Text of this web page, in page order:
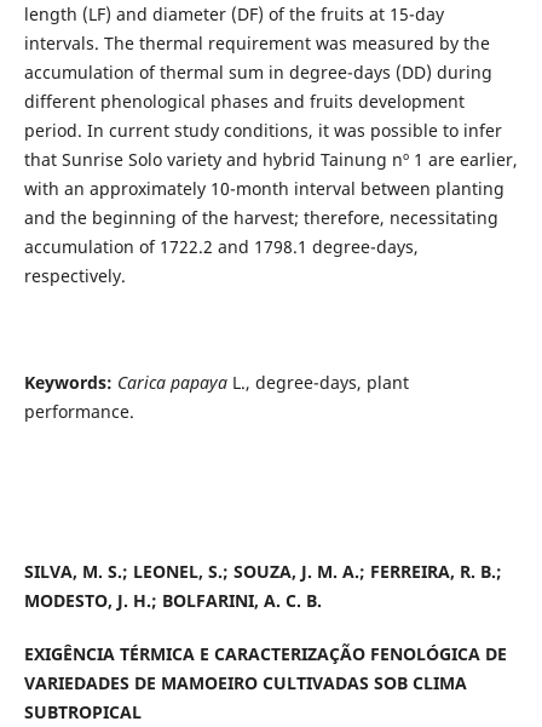
length (LF) and diameter (DF) of the fruits at 15-day
intervals. The thermal requirement was measured by the
accumulation of thermal sum in degree-days (DD) during
different phenological phases and fruits development
period. In current study conditions, it was possible to infer
that Sunrise Solo variety and hybrid Tainung nº 1 are earlier,
with an approximately 10-month interval between planting
and the beginning of the harvest; therefore, necessitating
accumulation of 1722.2 and 1798.1 degree-days,
respectively.
Keywords: Carica papayaL., degree-days, plant
performance.
SILVA, M. S.; LEONEL, S.; SOUZA, J. M. A.; FERREIRA, R. B.;
MODESTO, J. H.; BOLFARINI, A. C. B.
EXIGÊNCIA TÉRMICA E CARACTERIZAÇÃO FENOLÓGICA DE
VARIEDADES DE MAMOEIRO CULTIVADAS SOB CLIMA
SUBTROPICAL